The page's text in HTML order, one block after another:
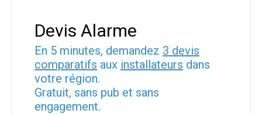
Devis Alarme
En 5 minutes, demandez 3 devis
comparatifs aux installateurs dans
votre région.
Gratuit, sans pub et sans
engagement.